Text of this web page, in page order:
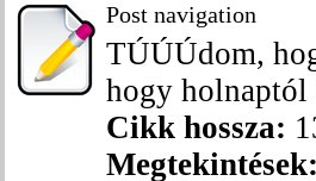
Post navigation
TÚÚÚdom,
hogy
Cikk hossza:
Megtekintések: